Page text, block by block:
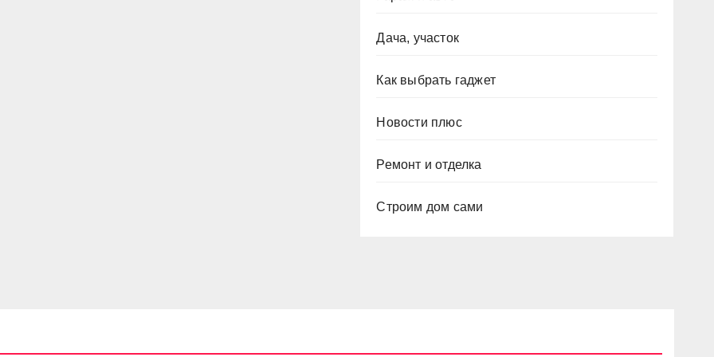
Дача, участок
Как выбрать гаджет
Новости плюс
Ремонт и отделка
Строим дом сами